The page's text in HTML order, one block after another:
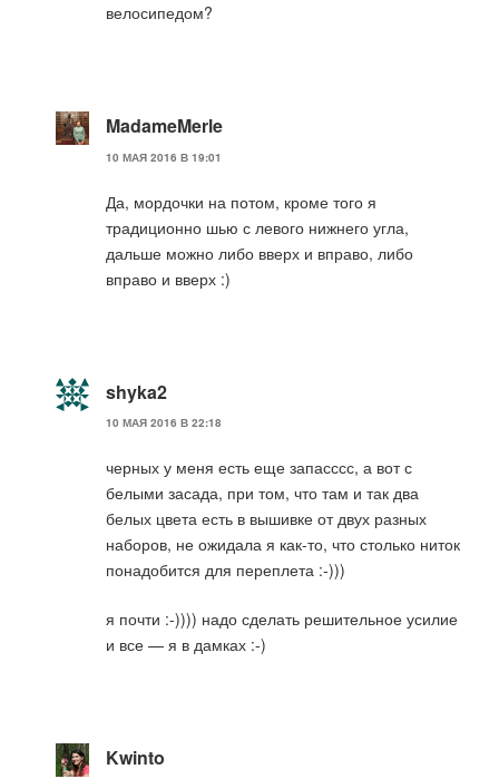
велосипедом?
MadameMerle
10 МАЯ 2016 В 19:01
Да, мордочки на потом, кроме того я
традиционно шью с левого нижнего угла,
дальше можно либо вверх и вправо, либо
вправо и вверх :)
shyka2
10 МАЯ 2016 В 22:18
черных у меня есть еще запасссс, а вот с
белыми засада, при том, что там и так два
белых цвета есть в вышивке от двух разных
наборов, не ожидала я как-то, что столько ниток
понадобится для переплета :-)))
я почти :-)))) надо сделать решительное усилие
и все — я в дамках :-)
Kwinto